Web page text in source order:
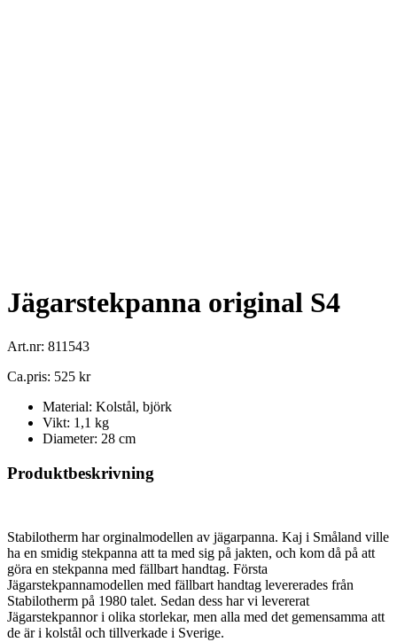
Jägarstekpanna original S4
Art.nr: 811543
Ca.pris: 525 kr
Material: Kolstål, björk
Vikt: 1,1 kg
Diameter: 28 cm
Produktbeskrivning
Stabilotherm har orginalmodellen av jägarpanna. Kaj i Småland ville
ha en smidig stekpanna att ta med sig på jakten, och kom då på att
göra en stekpanna med fällbart handtag. Första
Jägarstekpannamodellen med fällbart handtag levererades från
Stabilotherm på 1980 talet. Sedan dess har vi levererat
Jägarstekpannor i olika storlekar, men alla med det gemensamma att
de är i kolstål och tillverkade i Sverige.